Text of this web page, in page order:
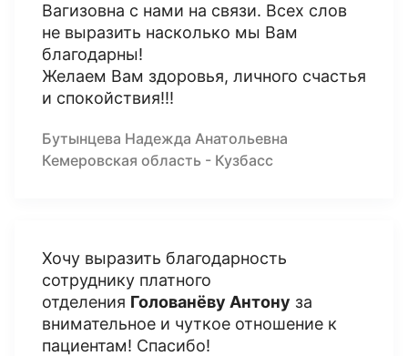
Вагизовна с нами на связи. Всех слов
не выразить насколько мы Вам
благодарны!
Желаем Вам здоровья, личного счастья
и спокойствия!!!
Бутынцева Надежда Анатольевна
Кемеровская область - Кузбасс
Хочу выразить благодарность
сотруднику платного
отделения Голованёву Антону за
внимательное и чуткое отношение к
пациентам! Спасибо!